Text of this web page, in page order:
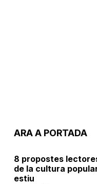
ARA A PORTADA
8 propostes
de la cultura
estiu